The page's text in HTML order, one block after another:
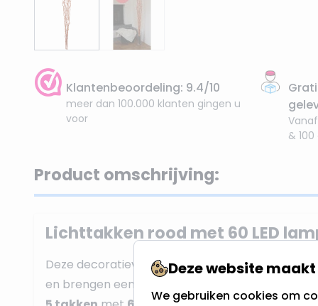
Klantenbeoordeling: 9.4/10
meer dan 100.000 klanten gingen u
voor
Vanaf
&
Product omschrijving:
Lichttakken rood met 60 LED
Deze decoratieve lichttakkenzijn geschikt
en brengen een extra gezellige kerstsfeer bij jou
Deze website
We gebruiken cookies om